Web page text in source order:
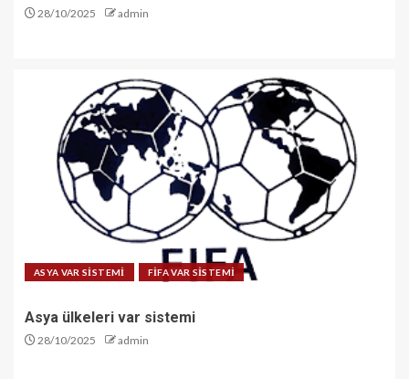
28/10/2025 admin
ASYA VAR SİSTEMİ FİFA VAR SİSTEMİ
Asya ülkeleri var sistemi
28/10/2025 admin